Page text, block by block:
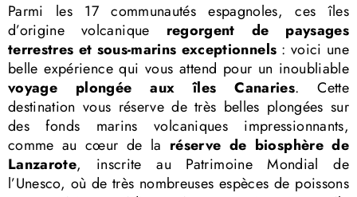
Parmi les 17 communautés espagnoles, ces îles
d’origine volcanique regorgent de paysages
terrestres et sous-marins exceptionnels : voici une
belle expérience qui vous attend pour un inoubliable
voyage plongée aux îles Canaries. Cette
destination vous réserve de très belles plongées sur
des fonds marins volcaniques impressionnants,
comme au cœur de la réserve de biosphère de
Lanzarote, inscrite au Patrimoine Mondial de
l’Unesco, où de très nombreuses espèces de poissons